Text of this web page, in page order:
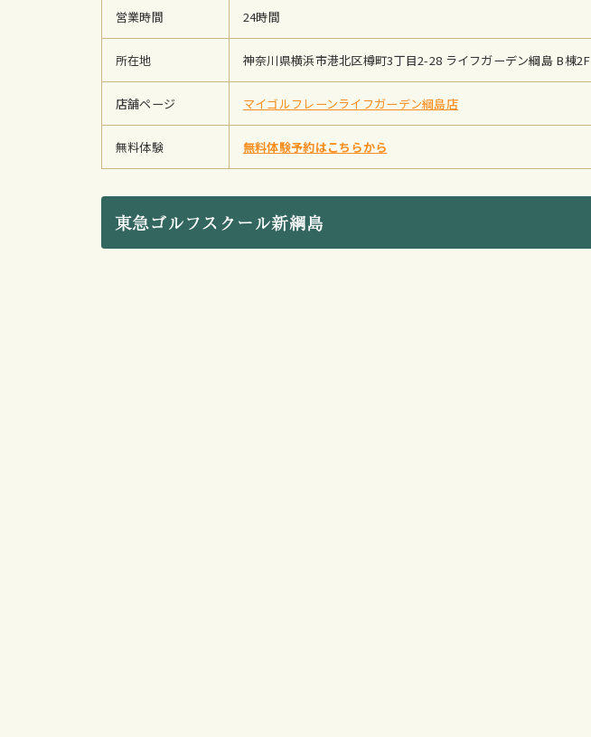
営業時間 24時間
所在地 神奈川県横浜市港北区樽町3丁目2-28 ライフガーデン綱島 B棟2F
店舗ページ マイゴルフレーンライフガーデン綱島店
無料体験 無料体験予約はこちらから
東急ゴルフスクール新綱島